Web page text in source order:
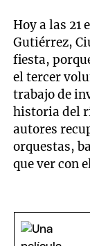
Hoy a las 21
Gutiérrez,
fiesta,
el tercer
trabajo de
historia del
autores
orquestas,
que ver con